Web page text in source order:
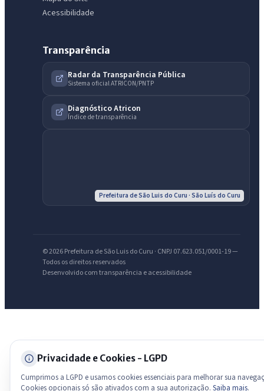
Acessibilidade
Transparência
Radar da Transparência Pública
Sistema oficial ATRICON/PNTP
Diagnóstico Atricon
Índice de transparência
Prefeitura de São Luis do Curu · São Luís do Curu
© 2026 Prefeitura de São Luis do Curu · CNPJ 07.623.051/0001-19 —
Todos os direitos reservados
Desenvolvido com transparência e acessibilidade
Privacidade e Cookies - LGPD
Cumprimos a LGPD e usamos cookies essenciais para melhorar sua
Cookies opcionais só são ativados com a sua autorização. Saiba mais.
IntGest AI
Assistente do Portal
Carta de serviços Diário Oficial